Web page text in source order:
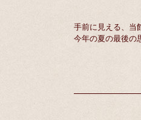
手前に見える、当
今年の夏の最後の